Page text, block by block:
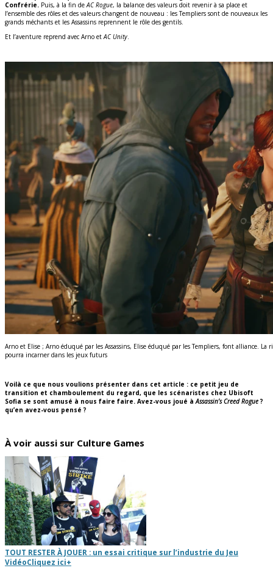
Confrérie. Puis, à la fin deAC Rogue, la balance des valeurs doit revenir à sa place et
l’ensemble des rôles et des valeurs changent de nouveau : les Templiers sont de nouveaux les
grands méchants et les Assassins reprennent le rôle des gentils.
Et l’aventure reprend avec Arno etAC Unity.
Arno et Elise ; Arno éduqué par les Assassins, Elise éduqué par les Templiers, font alliance.
pourra incarner dans les jeux futurs
Voilà ce que nous voulions présenter dans cet article : ce petit jeu de
transition et chamboulement du regard, que les scénaristes chez Ubisoft
Sofia se sont amusé à nous faire faire. Avez-vous joué àAssassin’s Creed Rogue?
qu’en avez-vous pensé ?
À voir aussi sur Culture Games
TOUT RESTER À JOUER : un essai critique sur l’industrie du Jeu
VidéoCliquez ici+